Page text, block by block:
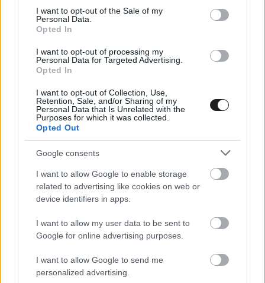
consent section.
I want to opt-out of the Sale of my
Personal Data.
Opted In
I want to opt-out of processing my
Personal Data for Targeted Advertising.
Opted In
I want to opt-out of Collection, Use,
Retention, Sale, and/or Sharing of my
Personal Data that Is Unrelated with the
Purposes for which it was collected.
Opted Out
Google consents
I want to allow Google to enable storage
related to advertising like cookies on web or
device identifiers in apps.
I want to allow my user data to be sent to
Google for online advertising purposes.
I want to allow Google to send me
personalized advertising.
közül a 6. helyen küszködő Hamilton nyitotta
meg a sort, a McLaren viszont késlekedett, s
mivel egy időben nem tudta kihívni az
egymáshoz közel lévő két pilótáját, Norris
Sorjáztak az incidensek: Sainz falnak csapódott
és bal hátsó kerekének elveszítésével a bokszba
visszahajtva feladta a futamot, ahol pedig
eközben Antonelli és Verstappen ütközött a
kerékcserék során! A Red Bull volt figyelmetlen,
hollandot. Verstappen első szárnya megsérült,
hogy beparkoljon a Mercedes bokszába, a